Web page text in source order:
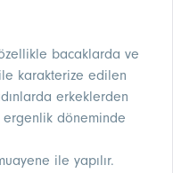
bacaklarda ve
karakterize edilen
erkeklerden
ergenlik döneminde
ile yapılır.